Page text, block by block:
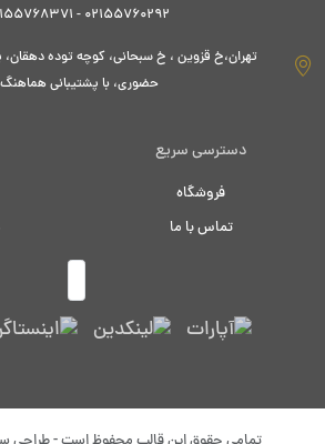
02155760292 - 02155768371
حضوری، با پشتیبانی هماهنگ
دسترسی سریع
فروشگاه
تماس با ما